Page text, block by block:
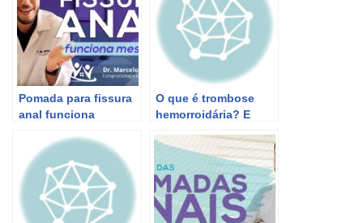
Pomada para fissura
anal funciona
Werneck
O que é trombose
hemorroidária? E
| Dr Marcelo Werneck